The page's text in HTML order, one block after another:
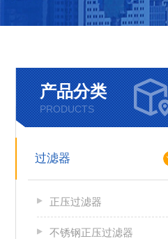
产品分类
PRODUCTS
过滤器
正压过滤器
不锈钢正压过滤器